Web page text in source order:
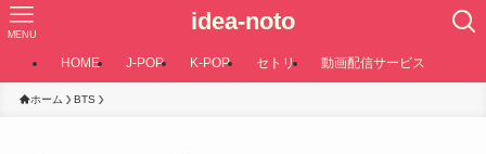
idea-noto
MENU
HOME J-POP K-POP セトリ 動画配信サービス
ホーム BTS